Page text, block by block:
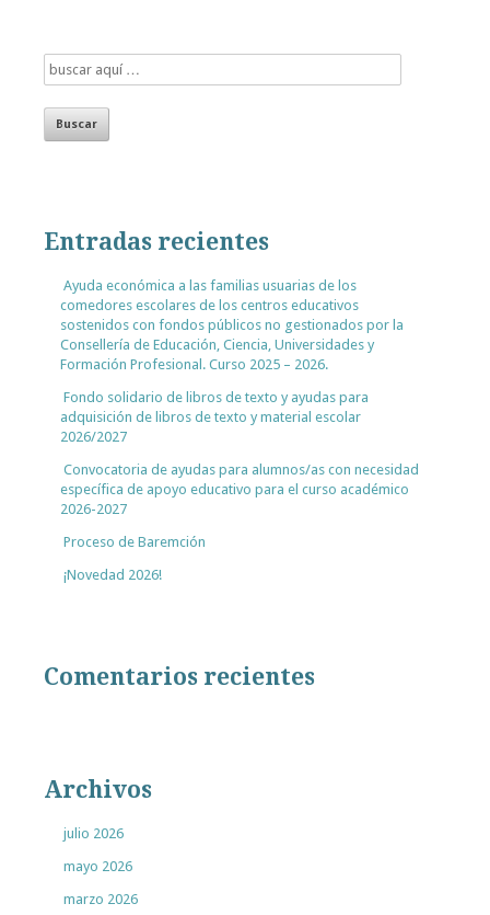
Entradas recientes
Ayuda económica a las familias usuarias de los
comedores escolares de los centros educativos
sostenidos con fondos públicos no gestionados por la
Consellería de Educación, Ciencia, Universidades y
Formación Profesional. Curso 2025 – 2026.
Fondo solidario de libros de texto y ayudas para
adquisición de libros de texto y material escolar
2026/2027
Convocatoria de ayudas para alumnos/as con necesidad
específica de apoyo educativo para el curso académico
2026-2027
Proceso de Baremción
¡Novedad 2026!
Comentarios recientes
Archivos
julio 2026
mayo 2026
marzo 2026